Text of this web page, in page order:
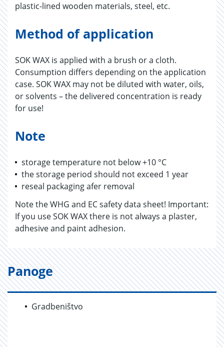
plastic-lined wooden materials, steel, etc.
Method of application
SOK WAX is applied with a brush or a cloth.
Consumption differs depending on the application
case. SOK WAX may not be diluted with water, oils,
or solvents – the delivered concentration is ready
for use!
Note
storage temperature not below +10 °C
the storage period should not exceed 1 year
reseal packaging afer removal
Note the WHG and EC safety data sheet! Important:
If you use SOK WAX there is not always a plaster,
adhesive and paint adhesion.
Panoge
Gradbeništvo